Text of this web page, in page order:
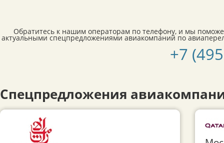
Обратитесь к нашим операторам по телефону, и мы
актуальными спецпредложениями авиакомпаний по
+7
Спецпредложения